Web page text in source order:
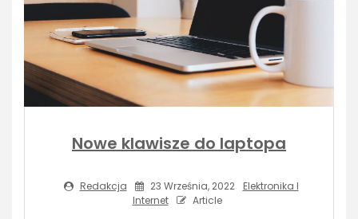
Nowe klawisze do laptopa
Redakcja 23 Września, 2022
Elektronika I
Internet
Article